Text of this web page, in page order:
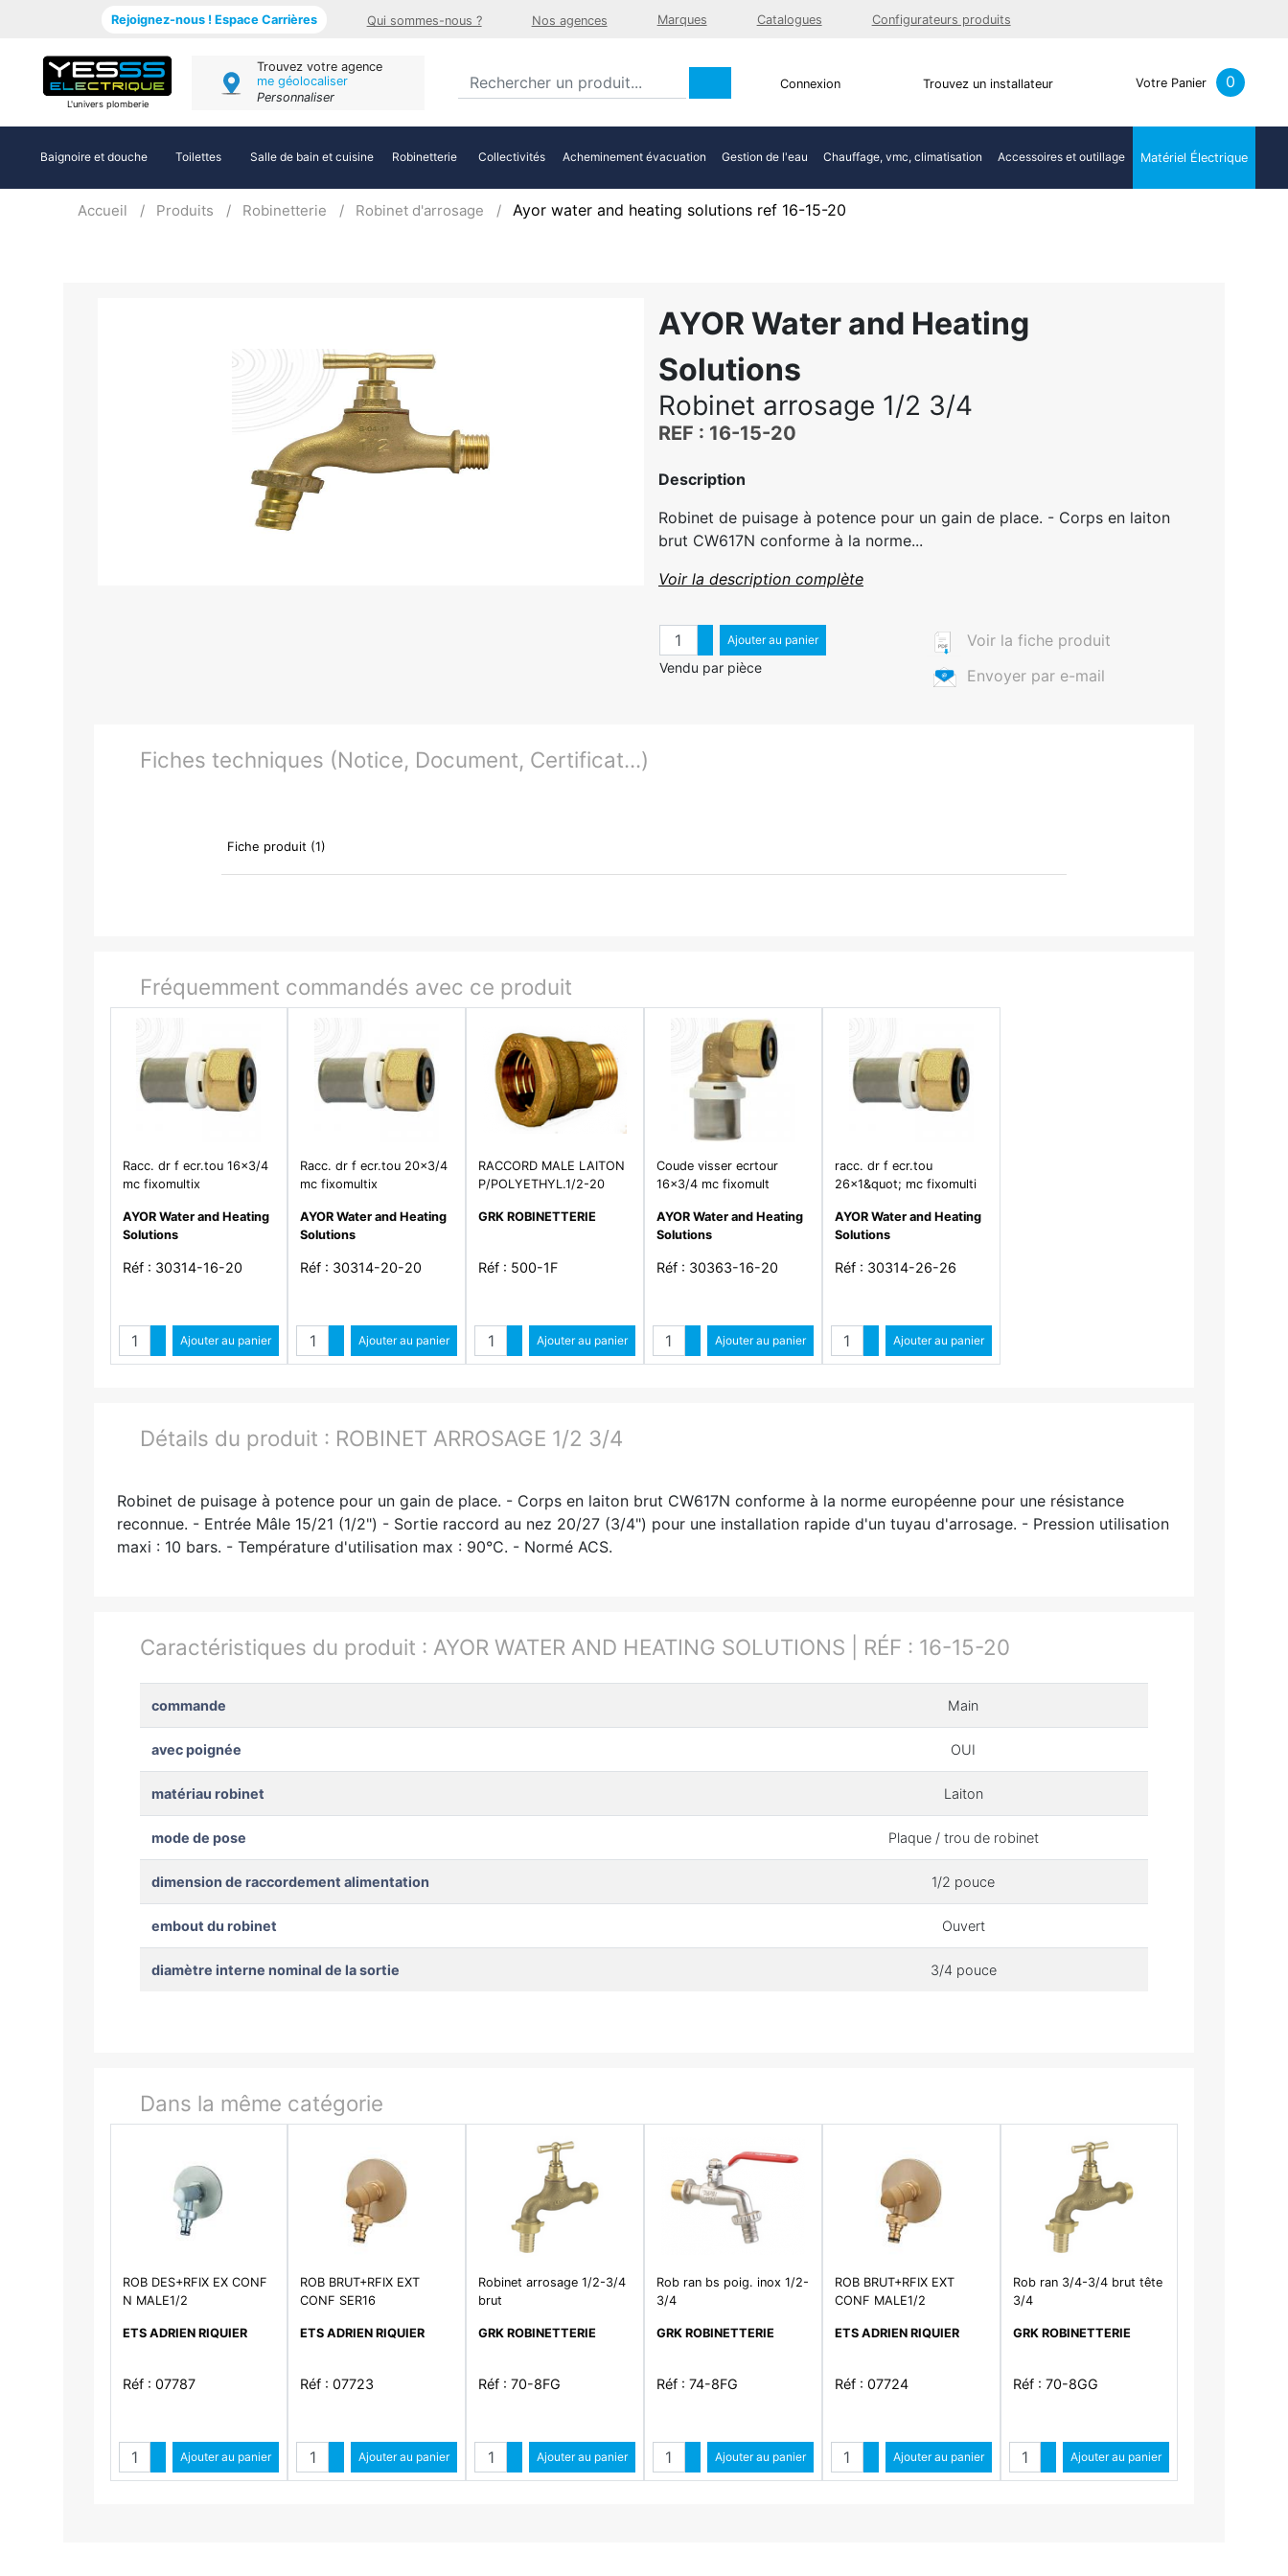
Rejoignez-nous ! Espace Carrières Qui sommes-nous ? Nos agences Marques Catalogues Configurateurs produits
L'univers plomberie
Trouvez votre agence
me géolocaliser
Personnaliser
Connexion Trouvez un installateur Votre Panier 0
Baignoire et douche Toilettes Salle de bain et cuisine Robinetterie Collectivités Acheminement évacuation Gestion de l'eau Chauffage, vmc, climatisation Accessoires et outillage Matériel Électrique
Accueil Produits Robinetterie Robinet d'arrosage Ayor water and heating solutions ref 16-15-20
AYOR Water and Heating
Solutions
Robinet arrosage 1/2 3/4
REF : 16-15-20
Description
Robinet de puisage à potence pour un gain de place. - Corps en laiton
brut CW617N conforme à la norme...
Voir la description complète
QuantitéAugmenter quantité
Diminuer quantité
Ajouter au panier
Vendu par pièce
Voir la fiche produit
Envoyer par e-mail
Fiches techniques (Notice, Document, Certificat...)
Fiche produit (1)
Fréquemment commandés avec ce produit
Racc. dr f ecr.tou 16x3/4
mc fixomultix
AYOR Water and Heating
Solutions
Réf : 30314-16-20
Quantité
Augmenter quantité
Diminuer quantité
Ajouter au panier
Racc. dr f ecr.tou 20x3/4
mc fixomultix
AYOR Water and Heating
Solutions
Réf : 30314-20-20
Quantité
Augmenter quantité
Diminuer quantité
Ajouter au panier
RACCORD MALE LAITON
P/POLYETHYL.1/2-20
GRK ROBINETTERIE
Réf : 500-1F
Quantité
Augmenter quantité
Diminuer quantité
Ajouter au panier
Coude visser ecrtour
16x3/4 mc fixomult
AYOR Water and Heating
Solutions
Réf : 30363-16-20
Quantité
Augmenter quantité
Diminuer quantité
Ajouter au panier
racc. dr f ecr.tou
26x1&quot; mc fixomulti
AYOR Water and Heating
Solutions
Réf : 30314-26-26
Quantité
Augmenter quantité
Diminuer quantité
Ajouter au panier
Détails du produit : ROBINET ARROSAGE 1/2 3/4
Robinet de puisage à potence pour un gain de place. - Corps en laiton brut CW617N conforme à la norme européenne pour une résistance
reconnue. - Entrée Mâle 15/21 (1/2") - Sortie raccord au nez 20/27 (3/4") pour une installation rapide d'un tuyau d'arrosage. - Pression utilisation
maxi : 10 bars. - Température d'utilisation max : 90°C. - Normé ACS.
Caractéristiques du produit : AYOR WATER AND HEATING SOLUTIONS | RÉF : 16-15-20
commande Main
avec poignée OUI
matériau robinet Laiton
mode de pose Plaque / trou de robinet
dimension de raccordement alimentation 1/2 pouce
embout du robinet Ouvert
diamètre interne nominal de la sortie 3/4 pouce
Dans la même catégorie
ROB DES+RFIX EX CONF
N MALE1/2
ETS ADRIEN RIQUIER
Réf : 07787
QuantitéAugmenter quantité
Diminuer quantité
Ajouter au panier
ROB BRUT+RFIX EXT
CONF SER16
ETS ADRIEN RIQUIER
Réf : 07723
QuantitéAugmenter quantité
Diminuer quantité
Ajouter au panier
Robinet arrosage 1/2-3/4
brut
GRK ROBINETTERIE
Réf : 70-8FG
QuantitéAugmenter quantité
Diminuer quantité
Ajouter au panier
Rob ran bs poig. inox 1/2-
3/4
GRK ROBINETTERIE
Réf : 74-8FG
QuantitéAugmenter quantité
Diminuer quantité
Ajouter au panier
ROB BRUT+RFIX EXT
CONF MALE1/2
ETS ADRIEN RIQUIER
Réf : 07724
QuantitéAugmenter quantité
Diminuer quantité
Ajouter au panier
Rob ran 3/4-3/4 brut tête
3/4
GRK ROBINETTERIE
Réf : 70-8GG
QuantitéAugmenter quantité
Diminuer quantité
Ajouter au panier